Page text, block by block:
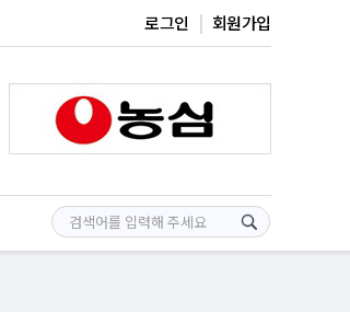
로그인 회원가입